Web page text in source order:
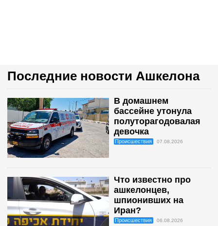
Последние новости Ашкелона
В домашнем
бассейне утонула
полуторагодовалая
девочка
Происшествия 07.08.2026
Что известно про
ашкелонцев,
шпионивших на
Иран?
Происшествия 06.08.2026